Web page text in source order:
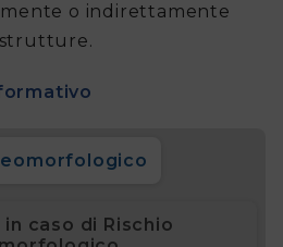
o indirettamente
caso di Rischio